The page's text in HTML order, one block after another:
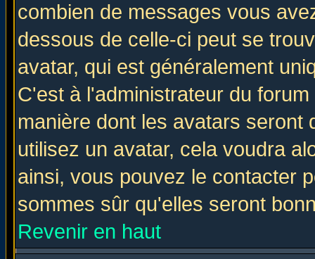
combien de messages vous
dessous de celle-ci peut se
avatar, qui est généralement
C'est à l'administrateur du
manière dont les avatars seront
utilisez un avatar, cela voudra
ainsi, vous pouvez le contacter
sommes sûr qu'elles seront
Revenir en haut